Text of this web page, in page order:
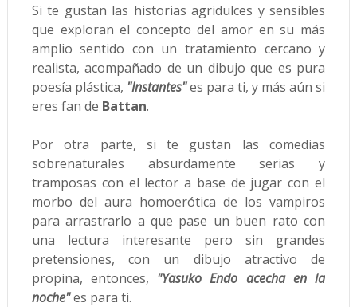
Si te gustan las historias agridulces y sensibles
que exploran el concepto del amor en su más
amplio sentido con un tratamiento cercano y
realista, acompañado de un dibujo que es pura
poesía plástica, "Instantes"es para ti, y más aún si
eres fan de Battan.
Por otra parte, si te gustan las comedias
sobrenaturales absurdamente serias y
tramposas con el lector a base de jugar con el
morbo del aura homoerótica de los vampiros
para arrastrarlo a que pase un buen rato con
una lectura interesante pero sin grandes
pretensiones, con un dibujo atractivo de
propina, entonces, "Yasuko Endo acecha en la
noche"es para ti.